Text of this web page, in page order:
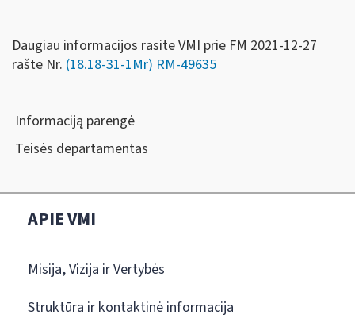
Daugiau informacijos rasite VMI prie FM 2021-12-27
rašte Nr. (18.18-31-1Mr) RM-49635
Informaciją parengė
Teisės departamentas
APIE VMI
Misija, Vizija ir Vertybės
Struktūra ir kontaktinė informacija